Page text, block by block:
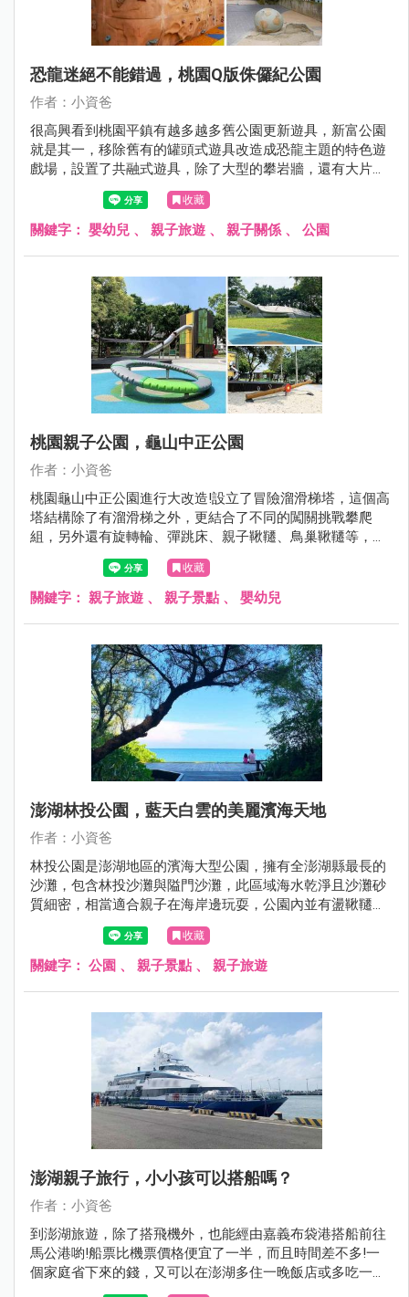
恐龍迷絕不能錯過，桃園Q版侏儸紀公園
作者：小資爸
很高興看到桃園平鎮有越多越多舊公園更新遊具，新富公園
就是其一，移除舊有的罐頭式遊具改造成恐龍主題的特色遊
戲場，設置了共融式遊具，除了大型的攀岩牆，還有大片的
沙坑可以挖掘恐龍化石以及挖土機，旁邊更有小朋友最喜歡
的鳥巢鞦韆，地面也設計了恐龍的圖案，讓孩子們玩得更開
心了呢！現在就跟著小資爸一起來看看新富公園變身後有什
收藏
關鍵字： 嬰幼兒 、 親子旅遊 、 親子關係 、 公園
桃園親子公園，龜山中正公園
作者：小資爸
桃園龜山中正公園進行大改造!設立了冒險溜滑梯塔，這個高
塔結構除了有溜滑梯之外，更結合了不同的闖關挑戰攀爬
組，另外還有旋轉輪、彈跳床、親子鞦韆、鳥巢鞦韆等，遊
具一旁的沙坑也有沙桌水道的設立，變得跟以前完全不一樣
了!現在就跟著小資爸一起來看看改造後的龜山中正公園吧！
收藏
關鍵字： 親子旅遊 、 親子景點 、 嬰幼兒
澎湖林投公園，藍天白雲的美麗濱海天地
作者：小資爸
林投公園是澎湖地區的濱海大型公園，擁有全澎湖縣最長的
沙灘，包含林投沙灘與隘門沙灘，此區域海水乾淨且沙灘砂
質細密，相當適合親子在海岸邊玩耍，公園內並有盪鞦韆與
磨石子溜滑梯等遊具，絕對是到澎湖旅遊必須要排入的親子
景點，現在就跟著小資爸一起來看看澎湖縣林投公園吧!
收藏
關鍵字： 公園 、 親子景點 、 親子旅遊
澎湖親子旅行，小小孩可以搭船嗎？
作者：小資爸
到澎湖旅遊，除了搭飛機外，也能經由嘉義布袋港搭船前往
馬公港喲!船票比機票價格便宜了一半，而且時間差不多!一
個家庭省下來的錢，又可以在澎湖多住一晚飯店或多吃一餐
海鮮!這次小資爸分別搭乘凱旋三號及太吉之星往返嘉義與澎